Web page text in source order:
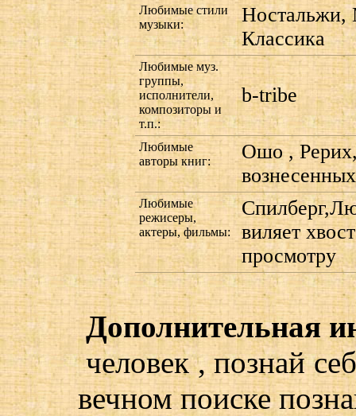
Любимые стили
музыки:
Ностальжи,
Классика
Любимые муз.
группы,
исполнители,
композиторы и
т.п.:
b-tribe
Любимые
авторы книг:
Ошо ,
Любимые
режисеры,
актеры, фильмы:
виляет
просмотру
Дополнительная
человек , познай
вечном поиске